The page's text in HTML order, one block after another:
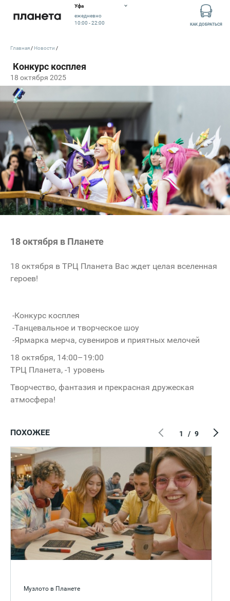
Уфа
ежедневно
10:00 - 22:00
КАК ДОБРАТЬСЯ
18 октября 2025
Главная Новости
18 октября в Планете
18 октября в ТРЦ Планета Вас ждет целая вселенная
героев!
️ -Конкурс косплея
️ -Танцевальное и творческое шоу
️ -Ярмарка мерча, сувениров и приятных мелочей
18 октября, 14:00–19:00
ТРЦ Планета, -1 уровень
Творчество, фантазия и прекрасная дружеская
атмосфера!
ПОХОЖЕЕ
Музлото в Планете
1 / 9